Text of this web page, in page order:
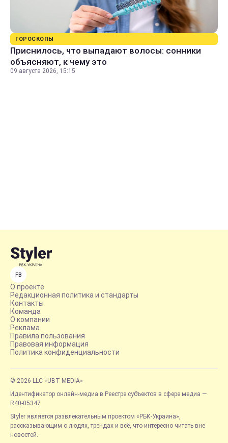
ГОРОСКОПЫ
Приснилось, что выпадают волосы: сонники
объясняют, к чему это
09 августа 2026, 15:15
FB
О проекте
Редакционная политика и стандарты
Контакты
Команда
О компании
Реклама
Правила пользования
Правовая информация
Политика конфиденциальности
© 2026 LLC «UBT MEDIA»
Идентификатор онлайн-медиа в Реестре субъектов в сфере медиа —
R40-05347
Styler является развлекательным проектом «РБК-Украина»,
рассказывающим о людях, трендах и всё, что интересно читать вне
новостей.